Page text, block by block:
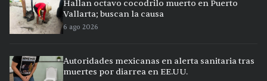
Hallan octavo cocodrilo muerto en Puerto
Vallarta; buscan la causa
6 ago 2026
Autoridades mexicanas en alerta sanitaria tras
muertes por diarrea en EE.UU.